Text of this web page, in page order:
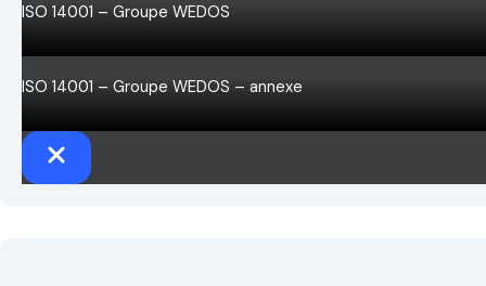
ISO 14001 – Groupe WEDOS
ISO 14001 – Groupe WEDOS – annexe